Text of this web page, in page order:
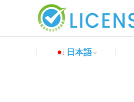
日本語
日本語